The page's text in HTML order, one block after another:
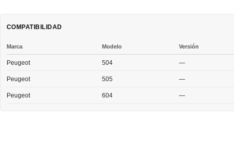
COMPATIBILIDAD
Marca Modelo Versión
Peugeot 504 —
Peugeot 505 —
Peugeot 604 —